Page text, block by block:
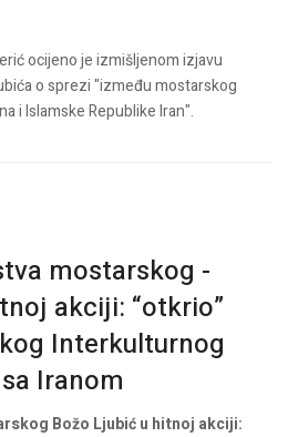
ocijeno je izmišljenom izjavu
o sprezi "između mostarskog
i Islamske Republike Iran".
mostarskog -
akciji: “otkrio”
Interkulturnog
Iranom
Božo Ljubić u hitnoj akciji: